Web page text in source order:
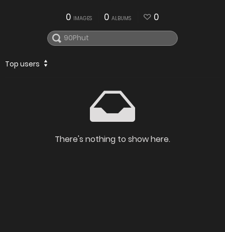
0 IMAGES 0 ALBUMS 0
Top users
There's nothing to show here.